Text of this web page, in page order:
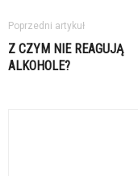
Poprzedni artykuł
Z CZYM NIE REAGUJĄ
ALKOHOLE?